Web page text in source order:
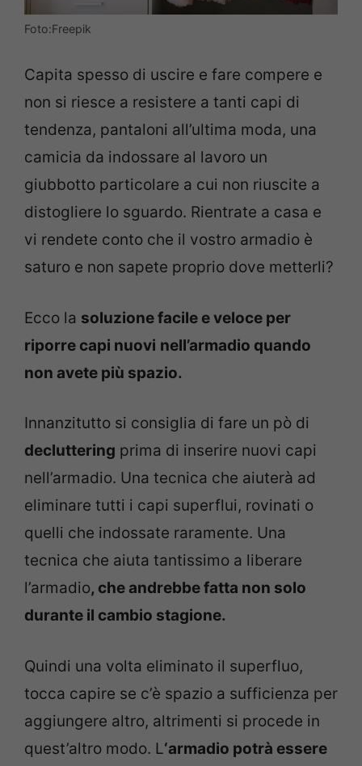
Foto:Freepik
Capita spesso di uscire e fare compere e
non si riesce a resistere a tanti capi di
tendenza, pantaloni all’ultima moda, una
camicia da indossare al lavoro un
giubbotto particolare a cui non riuscite a
distogliere lo sguardo. Rientrate a casa e
vi rendete conto che il vostro armadio è
saturo e non sapete proprio dove metterli?
Ecco la soluzione facile e veloce per
riporre capi nuovi nell’armadio quando
non avete più spazio.
Innanzitutto si consiglia di fare un pò di
decluttering prima di inserire nuovi capi
nell’armadio. Una tecnica che aiuterà ad
eliminare tutti i capi superflui, rovinati o
quelli che indossate raramente. Una
tecnica che aiuta tantissimo a liberare
l’armadio, che andrebbe fatta non solo
durante il cambio stagione.
Quindi una volta eliminato il superfluo,
tocca capire se c’è spazio a sufficienza per
aggiungere altro, altrimenti si procede in
quest’altro modo. L‘armadio potrà essere